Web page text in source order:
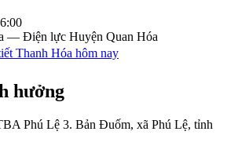
— Điện lực Huyện Quan Hóa
Thanh Hóa hôm nay
hưởng
Phú Lệ 3. Bản Đuốm, xã Phú Lệ, tỉnh